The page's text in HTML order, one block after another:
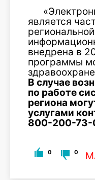
является
внедрена в
программы
В случае
по работе
региона
услугами
800-200-73-
0 0